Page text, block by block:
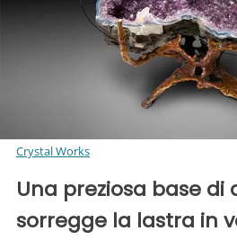
Crystal Works
Una preziosa base di
sorregge la lastra in